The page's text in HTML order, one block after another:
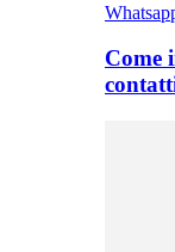
Come